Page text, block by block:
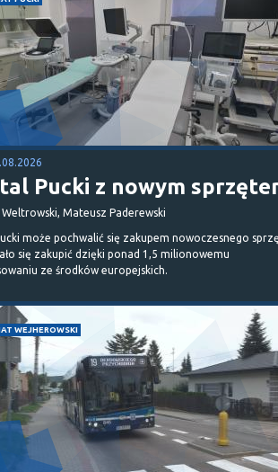
Pucki z nowym
Mateusz Paderewski
może pochwalić się zakupem nowoczesnego
się zakupić dzięki ponad 1,5 milionowemu
ze środków europejskich.
WEJHEROWSKI